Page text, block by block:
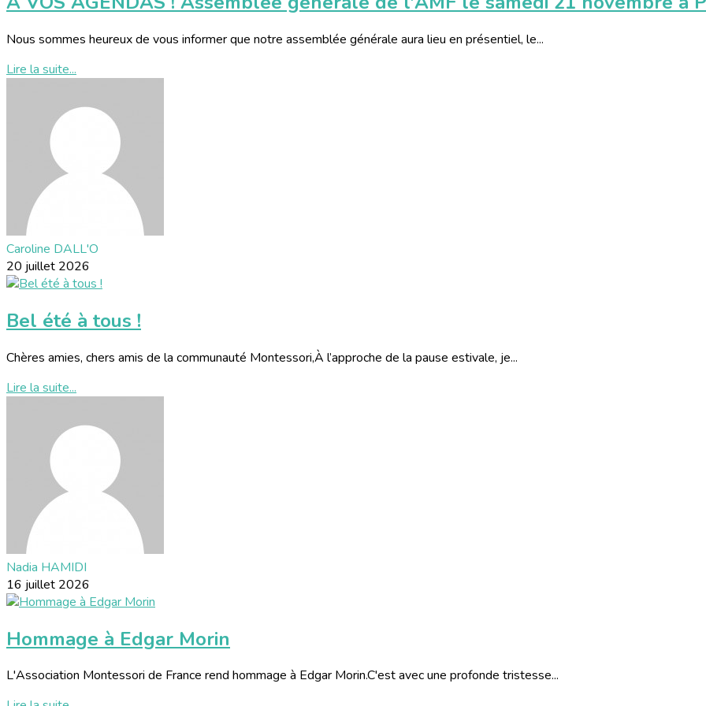
Nous sommes heureux de vous informer que notre assemblée générale aura lieu en présentiel, le...
Lire la suite...
Caroline DALL'O
20 juillet 2026
Bel été à tous !
Chères amies, chers amis de la communauté Montessori,À l’approche de la pause estivale, je...
Lire la suite...
Nadia HAMIDI
16 juillet 2026
Hommage à Edgar Morin
L'Association Montessori de France rend hommage à Edgar Morin.C'est avec une profonde tristesse...